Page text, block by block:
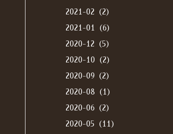
2021-02（2）
2021-01（6）
2020-12（5）
2020-10（2）
2020-09（2）
2020-08（1）
2020-06（2）
2020-05（11）